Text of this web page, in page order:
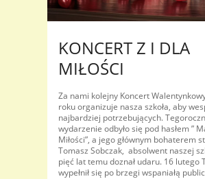
KONCERT Z I DLA
MIŁOŚCI
Za nami kolejny Koncert
roku organizuje nasza szkoła, aby
najbardziej potrzebujących.
wydarzenie odbyło się pod hasłem ”
Miłości”, a jego głównym bohaterem
Tomasz Sobczak, absolwent naszej
pięć lat temu doznał udaru. 16 lutego
wypełnił się po brzegi wspaniałą